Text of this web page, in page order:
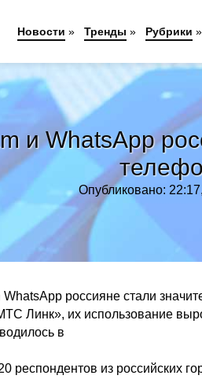
и WhatsApp
Опубликовано:
россияне стали
Линк», их использование
в
респондентов из российских
Новости » Тренды » Рубрики »